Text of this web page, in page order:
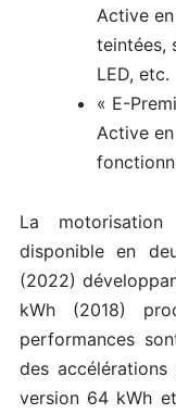
Active
teintées,
LED, etc.
« E-
Active
La
disponible en
(2022)
kWh (2018)
performances
des
version 64 kWh